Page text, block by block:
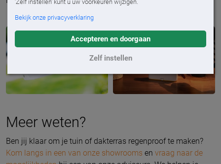
'Zelf instellen' kunt u uw voorkeuren wijzigen.
Bekijk onze privacyverklaring
Accepteren en doorgaan
Zelf instellen
Meer weten?
Ben jij klaar om je tuin of dakterras regenproof te maken?
Kom langs in een van onze showrooms en vraag naar de